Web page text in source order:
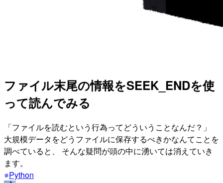
ファイル末尾の情報をSEEK_ENDを使
って読んでみる
「ファイルを読むという行為ってどういうことなんだ？」
大規模データをどうファイルに保存するべきかなんてことを
調べていると、 そんな疑問が頭の中に湧いては消えていき
ます。
Python